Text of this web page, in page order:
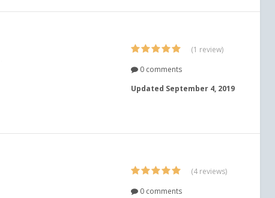
(1 review)
0 comments
Updated September 4, 2019
(4 reviews)
0 comments